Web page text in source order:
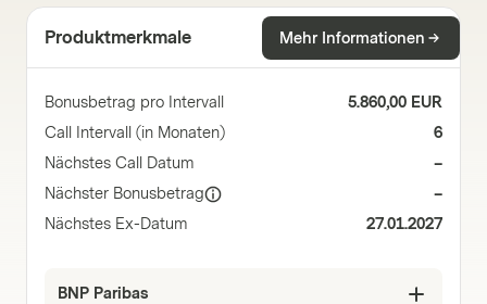
Produktmerkmale Mehr Informationen
Bonusbetrag pro Intervall
5.860,00 EUR
Call Intervall (in Monaten)
6
Nächstes Call Datum
–
Nächster Bonusbetrag
–
Nächstes Ex-Datum
27.01.2027
BNP Paribas